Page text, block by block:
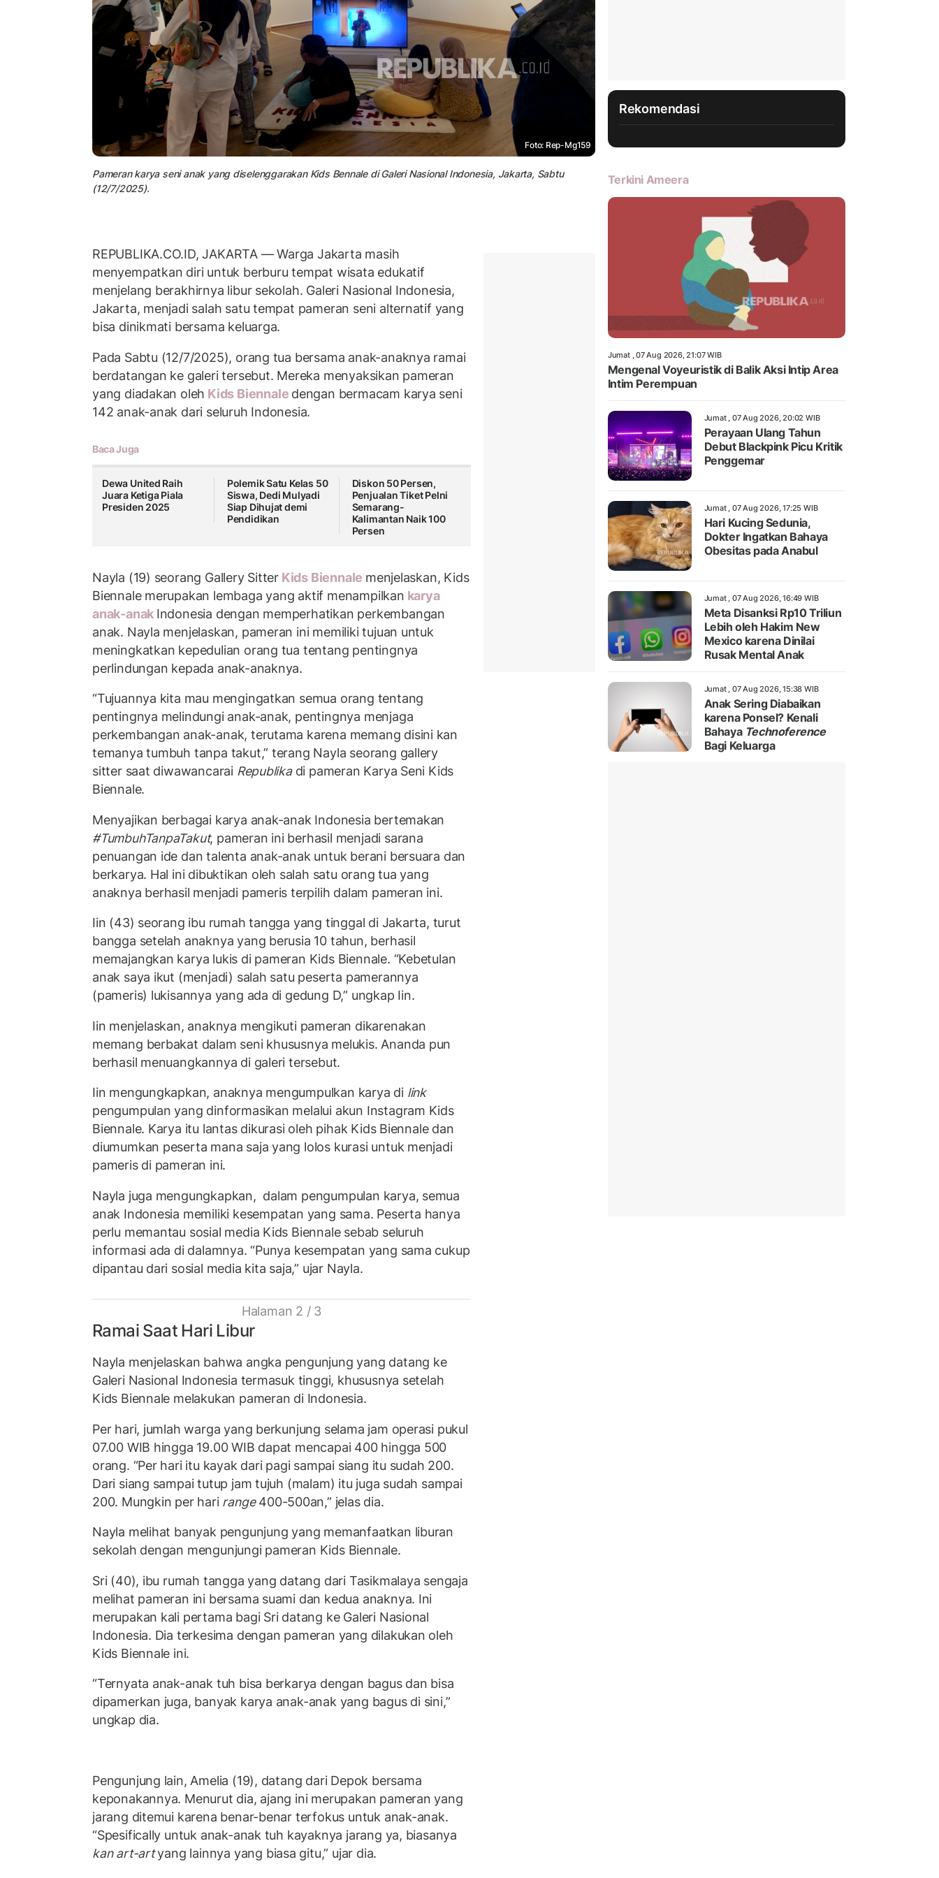
Foto: Rep-Mg159
Pameran karya seni anak yang diselenggarakan Kids Bennale di Galeri Nasional Indonesia, Jakarta, Sabtu
(12/7/2025).
REPUBLIKA.CO.ID,JAKARTA — Warga Jakarta masih
menyempatkan diri untuk berburu tempat wisata edukatif
menjelang berakhirnya libur sekolah. Galeri Nasional Indonesia,
Jakarta, menjadi salah satu tempat pameran seni alternatif yang
bisa dinikmati bersama keluarga.
Pada Sabtu (12/7/2025), orang tua bersama anak-anaknya ramai
berdatangan ke galeri tersebut. Mereka menyaksikan pameran
yang diadakan oleh Kids Biennale dengan bermacam karya seni
142 anak-anak dari seluruh Indonesia.
Baca Juga
Dewa United Raih
Juara Ketiga Piala
Presiden 2025
Polemik Satu Kelas 50
Siswa, Dedi Mulyadi
Siap Dihujat demi
Pendidikan
Diskon 50 Persen,
Penjualan Tiket Pelni
Semarang-
Kalimantan Naik 100
Persen
Nayla (19) seorang Gallery Sitter Kids Biennale menjelaskan, Kids
Biennale merupakan lembaga yang aktif menampilkan karya
anak-anak Indonesia dengan memperhatikan perkembangan
anak. Nayla menjelaskan, pameran ini memiliki tujuan untuk
meningkatkan kepedulian orang tua tentang pentingnya
perlindungan kepada anak-anaknya.
“Tujuannya kita mau mengingatkan semua orang tentang
pentingnya melindungi anak-anak, pentingnya menjaga
perkembangan anak-anak, terutama karena memang disini kan
temanya tumbuh tanpa takut,” terang Nayla seorang gallery
sitter saat diwawancarai Republikadi pameran Karya Seni Kids
Biennale.
Menyajikan berbagai karya anak-anak Indonesia bertemakan
#TumbuhTanpaTakut, pameran ini berhasil menjadi sarana
penuangan ide dan talenta anak-anak untuk berani bersuara dan
berkarya. Hal ini dibuktikan oleh salah satu orang tua yang
anaknya berhasil menjadi pameris terpilih dalam pameran ini.
Iin (43) seorang ibu rumah tangga yang tinggal di Jakarta, turut
bangga setelah anaknya yang berusia 10 tahun, berhasil
memajangkan karya lukis di pameran Kids Biennale. “Kebetulan
anak saya ikut (menjadi) salah satu peserta pamerannya
(pameris) lukisannya yang ada di gedung D,” ungkap Iin.
Iin menjelaskan, anaknya mengikuti pameran dikarenakan
memang berbakat dalam seni khususnya melukis. Ananda pun
berhasil menuangkannya di galeri tersebut.
Iin mengungkapkan, anaknya mengumpulkan karya di link
pengumpulan yang dinformasikan melalui akun Instagram Kids
Biennale. Karya itu lantas dikurasi oleh pihak Kids Biennale dan
diumumkan peserta mana saja yang lolos kurasi untuk menjadi
pameris di pameran ini.
Nayla juga mengungkapkan, dalam pengumpulan karya, semua
anak Indonesia memiliki kesempatan yang sama. Peserta hanya
perlu memantau sosial media Kids Biennale sebab seluruh
informasi ada di dalamnya. “Punya kesempatan yang sama cukup
dipantau dari sosial media kita saja,” ujar Nayla.
Halaman 2 / 3
Ramai Saat Hari Libur
Nayla menjelaskan bahwa angka pengunjung yang datang ke
Galeri Nasional Indonesia termasuk tinggi, khususnya setelah
Kids Biennale melakukan pameran di Indonesia.
Per hari, jumlah warga yang berkunjung selama jam operasi pukul
07.00 WIB hingga 19.00 WIB dapat mencapai 400 hingga 500
orang. “Per hari itu kayak dari pagi sampai siang itu sudah 200.
Dari siang sampai tutup jam tujuh (malam) itu juga sudah sampai
200. Mungkin per hari range400-500an,” jelas dia.
Nayla melihat banyak pengunjung yang memanfaatkan liburan
sekolah dengan mengunjungi pameran Kids Biennale.
Sri (40), ibu rumah tangga yang datang dari Tasikmalaya sengaja
melihat pameran ini bersama suami dan kedua anaknya. Ini
merupakan kali pertama bagi Sri datang ke Galeri Nasional
Indonesia. Dia terkesima dengan pameran yang dilakukan oleh
Kids Biennale ini.
“Ternyata anak-anak tuh bisa berkarya dengan bagus dan bisa
dipamerkan juga, banyak karya anak-anak yang bagus di sini,”
ungkap dia.
Pengunjung lain, Amelia (19), datang dari Depok bersama
keponakannya. Menurut dia, ajang ini merupakan pameran yang
jarang ditemui karena benar-benar terfokus untuk anak-anak.
“Spesifically untuk anak-anak tuh kayaknya jarang ya, biasanya
kan art-artyang lainnya yang biasa gitu,” ujar dia.
Rekomendasi
Terkini Ameera
Jumat , 07 Aug 2026, 21:07 WIB
Mengenal Voyeuristik di Balik Aksi Intip Area
Intim Perempuan
Jumat , 07 Aug 2026, 20:02 WIB
Perayaan Ulang Tahun
Debut Blackpink Picu Kritik
Penggemar
Jumat , 07 Aug 2026, 17:25 WIB
Hari Kucing Sedunia,
Dokter Ingatkan Bahaya
Obesitas pada Anabul
Jumat , 07 Aug 2026, 16:49 WIB
Meta Disanksi Rp10 Triliun
Lebih oleh Hakim New
Mexico karena Dinilai
Rusak Mental Anak
Jumat , 07 Aug 2026, 15:38 WIB
Anak Sering Diabaikan
karena Ponsel? Kenali
Bahaya Technoference
Bagi Keluarga